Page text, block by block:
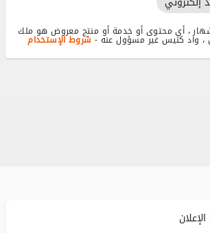
، أي محتوى أو خدمة أو منتج معروض هو ملك
، واد كنيس غير مسؤول عنه - شروط الإستخدام